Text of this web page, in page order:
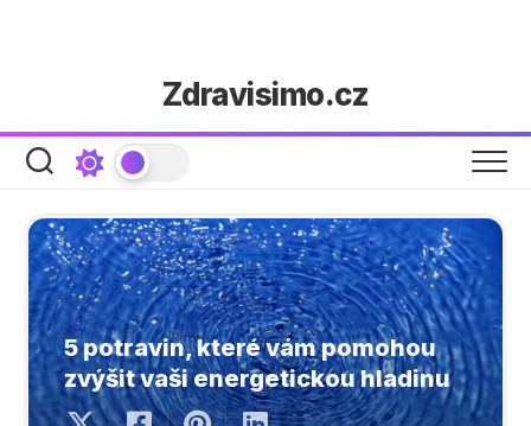
Zdravisimo.cz
5 potravin, které vám pomohou
zvýšit vaši energetickou hladinu